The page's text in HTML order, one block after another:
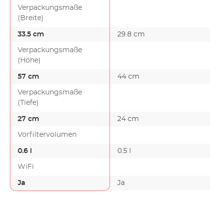
Verpackungsmaße
(Breite)
33.5 cm 29.8 cm
Verpackungsmaße
(Höhe)
57 cm 44 cm
Verpackungsmaße
(Tiefe)
27 cm 24 cm
Vorfiltervolumen
0.6 l 0.5 l
WiFi
Ja Ja